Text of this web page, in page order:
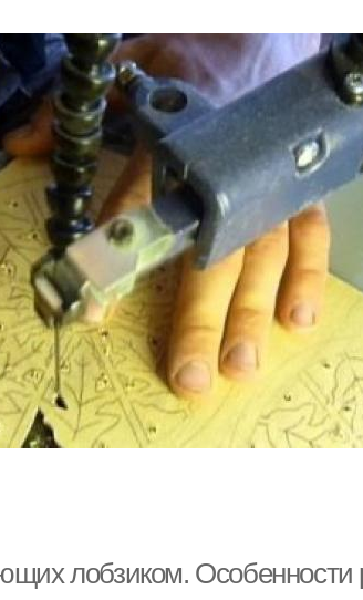
лобзиком. Особенности